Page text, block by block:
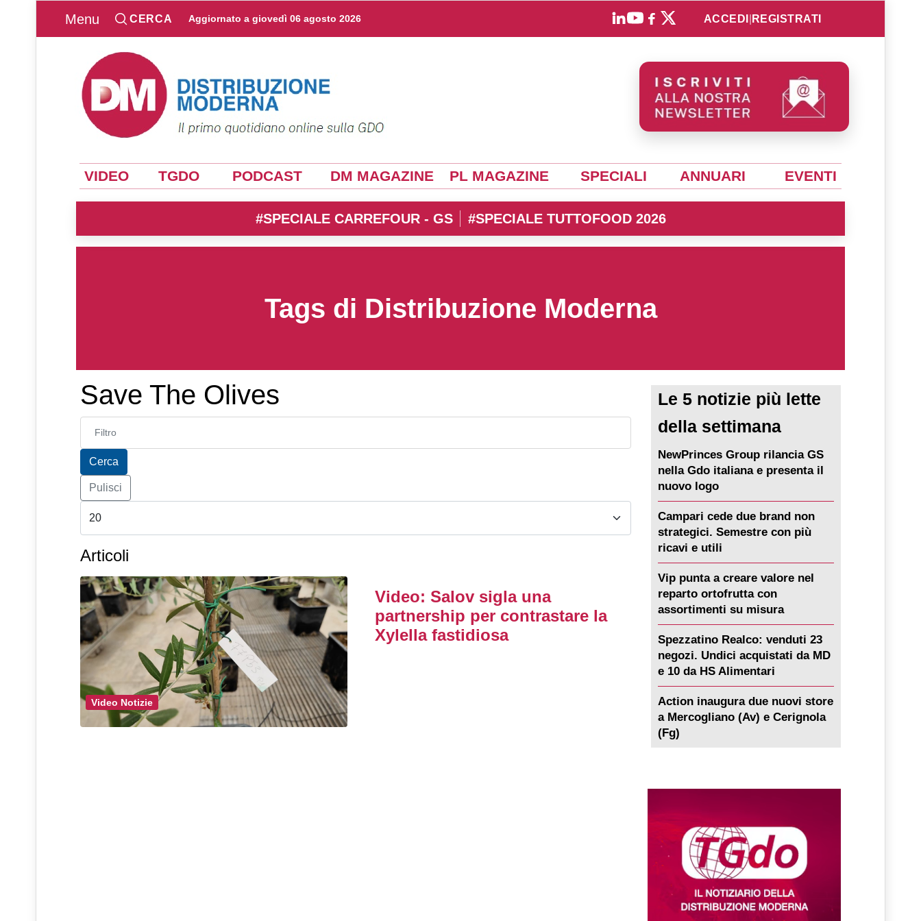
Menu CERCA Aggiornato a giovedì 06 agosto 2026 ACCEDI REGISTRATI
VIDEO TGDO PODCAST DM MAGAZINE PL MAGAZINE SPECIALI ANNUARI EVENTI
#SPECIALE CARREFOUR - GS #SPECIALE TUTTOFOOD 2026
Tags di Distribuzione Moderna
Save The Olives
Inserisci parte del titolo
Cerca
Pulisci
Articoli
Video Notizie
Video: Salov sigla una
partnership per contrastare la
Xylella fastidiosa
Le 5 notizie più lette
della settimana
NewPrinces Group rilancia GS
nella Gdo italiana e presenta il
nuovo logo
Campari cede due brand non
strategici. Semestre con più
ricavi e utili
Vip punta a creare valore nel
reparto ortofrutta con
assortimenti su misura
Spezzatino Realco: venduti 23
negozi. Undici acquistati da MD
e 10 da HS Alimentari
Action inaugura due nuovi store
a Mercogliano (Av) e Cerignola
(Fg)